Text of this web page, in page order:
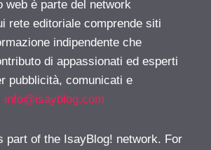
web è parte del network
rete editoriale comprende siti
indipendente che
di appassionati ed esperti
pubblicità, comunicati e
info@isayblog.com
part of the IsayBlog! network. For